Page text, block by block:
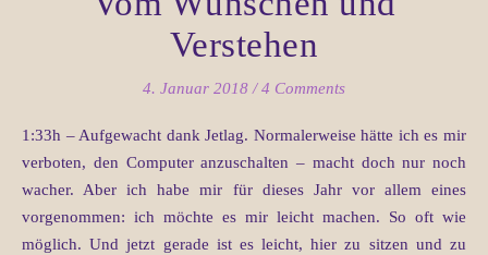
Verstehen
4. Januar 2018 / 4 Comments
1:33h – Aufgewacht dank Jetlag. Normalerweise hätte ich es mir
verboten, den Computer anzuschalten – macht doch nur noch
wacher. Aber ich habe mir für dieses Jahr vor allem eines
vorgenommen: ich möchte es mir leicht machen. So oft wie
möglich. Und jetzt gerade ist es leicht, hier zu sitzen und zu